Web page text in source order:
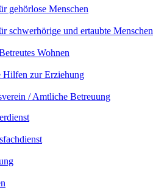
gehörlose Menschen
schwerhörige und ertaubte Menschen
Wohnen
Hilfen zur Erziehung
/ Amtliche Betreuung